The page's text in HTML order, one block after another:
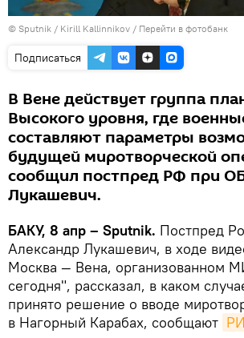
© Sputnik / Kirill Kallinnikov / Перейти в фотобанк
Подписаться
В Вене действует группа
Высокого уровня, где
составляют параметры
будущей миротворческой
сообщил постпред РФ при
Лукашевич.
БАКУ, 8 апр – Sputnik. Постпред
Александр Лукашевич, в ходе
Москва — Вена, организованном
сегодня", рассказал, в каком
принято решение о вводе
в Нагорный Карабах, сообщают